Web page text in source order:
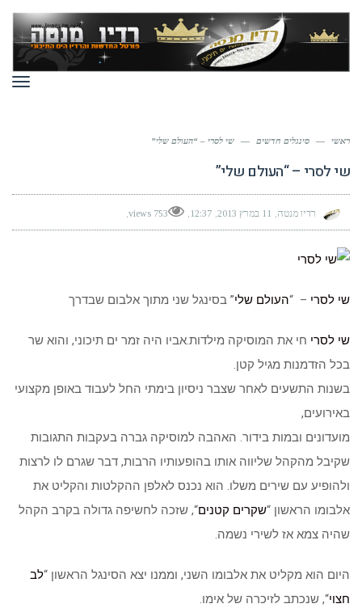
ראשי — סינגלים חדשים — שי לסרי – “העולם שלי”
שי לסרי – “העולם שלי”
רדיו מנטה 11 במרץ 2013 12:37
753 views
שי לסרי – “העולם שלי” בסינגל שני מתוך אלבום שבדרך
שי לסרי חי את המוסיקה מילדות.אביו היה זמר ים תיכוני, והוא שר
בכל הזדמנות מגיל קטן.
בשנות התשעים לאחר שצבר ניסיון בימתי החל לעבוד באופן מקצועי
באירועים,
מועדונים ובמות בידור. האהבה למוסיקה גברה בעקבות התגובות
שקיבל מהקהל שליווה אותו בהופעותיו הרבות, דבר שגרם לו לרצות
ולהופיע עם שירים משלו. הוא נכנס לאלפן ההקלטות והקליט את
אלבומו הראשון “שקרים קטנים“, שזכה לחשיפה גדולה בקרב הקהל
שהיה צמא אז לשירי נשמה.
היום הוא מקליט את אלבומו השני, וממנו יצא הסינגל הראשון “לב
חצוי“, שנכתב לזיכרה של אימו.